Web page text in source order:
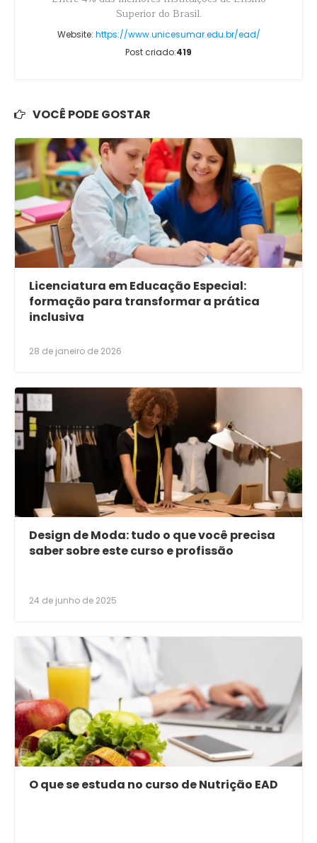
Superior do Brasil.
Website: https://www.unicesumar.edu.br/ead/
Post criado:419
VOCÊ PODE GOSTAR
Licenciatura em Educação Especial:
formação para transformar a prática
inclusiva
28 de janeiro de 2026
Design de Moda: tudo o que você precisa
saber sobre este curso e profissão
24 de junho de 2025
O que se estuda no curso de Nutrição EAD